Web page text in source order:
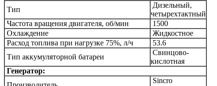
Тип
Дизельный,
четырехтактный
Частота вращения двигателя, об/мин
1500
Охлаждение
Жидкостное
Расход топлива при нагрузке 75%, л/ч
53.6
Тип аккумуляторной батареи
Cвинцово-
кислотная
Генератор:
Sincro